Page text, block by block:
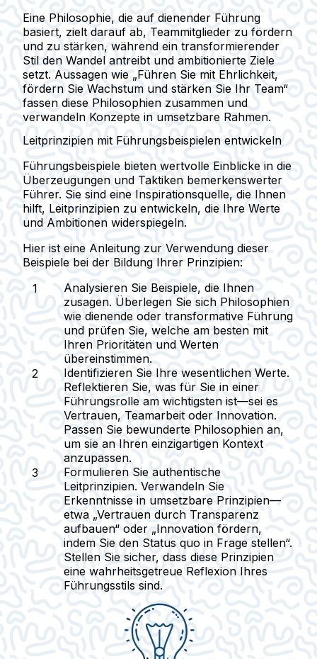
Eine Philosophie, die auf dienender Führung
basiert, zielt darauf ab, Teammitglieder zu fördern
und zu stärken, während ein transformierender
Stil den Wandel antreibt und ambitionierte Ziele
setzt. Aussagen wie „Führen Sie mit Ehrlichkeit,
fördern Sie Wachstum und stärken Sie Ihr Team“
fassen diese Philosophien zusammen und
verwandeln Konzepte in umsetzbare Rahmen.
Leitprinzipien mit Führungsbeispielen entwickeln
Führungsbeispiele bieten wertvolle Einblicke in die
Überzeugungen und Taktiken bemerkenswerter
Führer. Sie sind eine Inspirationsquelle, die Ihnen
hilft, Leitprinzipien zu entwickeln, die Ihre Werte
und Ambitionen widerspiegeln.
Hier ist eine Anleitung zur Verwendung dieser
Beispiele bei der Bildung Ihrer Prinzipien:
Analysieren Sie Beispiele, die Ihnen
zusagen. Überlegen Sie sich Philosophien
wie dienende oder transformative Führung
und prüfen Sie, welche am besten mit
Ihren Prioritäten und Werten
übereinstimmen.
Identifizieren Sie Ihre wesentlichen Werte.
Reflektieren Sie, was für Sie in einer
Führungsrolle am wichtigsten ist—sei es
Vertrauen, Teamarbeit oder Innovation.
Passen Sie bewunderte Philosophien an,
um sie an Ihren einzigartigen Kontext
anzupassen.
Formulieren Sie authentische
Leitprinzipien. Verwandeln Sie
Erkenntnisse in umsetzbare Prinzipien—
etwa „Vertrauen durch Transparenz
aufbauen“ oder „Innovation fördern,
indem Sie den Status quo in Frage stellen“.
Stellen Sie sicher, dass diese Prinzipien
eine wahrheitsgetreue Reflexion Ihres
Führungsstils sind.